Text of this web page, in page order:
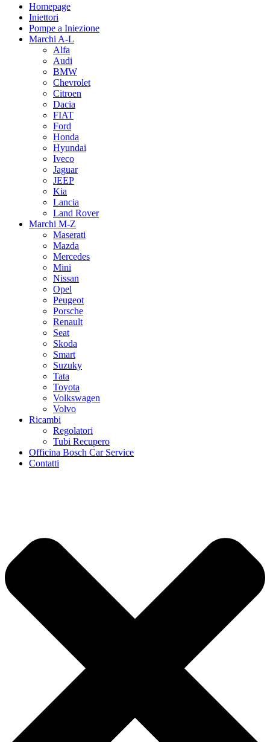
Homepage
Iniettori
Pompe a Iniezione
Marchi A-L
Alfa
Audi
BMW
Chevrolet
Citroen
Dacia
FIAT
Ford
Honda
Hyundai
Iveco
Jaguar
JEEP
Kia
Lancia
Land Rover
Marchi M-Z
Maserati
Mazda
Mercedes
Mini
Nissan
Opel
Peugeot
Porsche
Renault
Seat
Skoda
Smart
Suzuky
Tata
Toyota
Volkswagen
Volvo
Ricambi
Regolatori
Tubi Recupero
Officina Bosch Car Service
Contatti